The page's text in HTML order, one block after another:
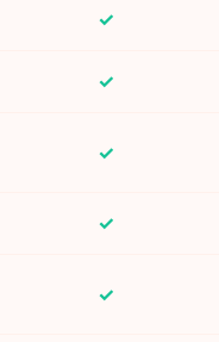
✓
✓
✓
✓
✓